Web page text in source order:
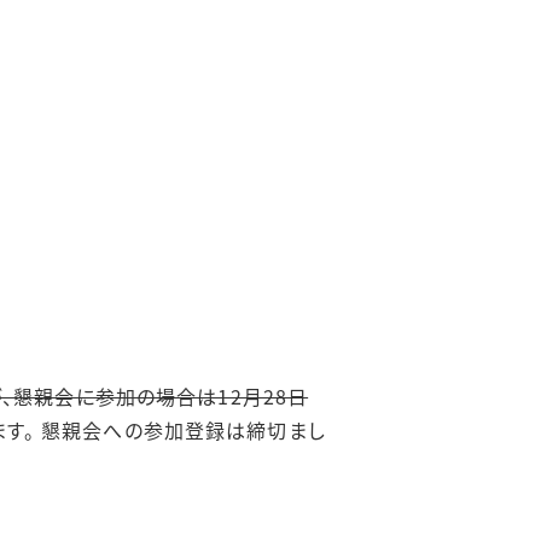
懇親会に参加の場合は12月28日
。 懇親会への参加登録は締切まし